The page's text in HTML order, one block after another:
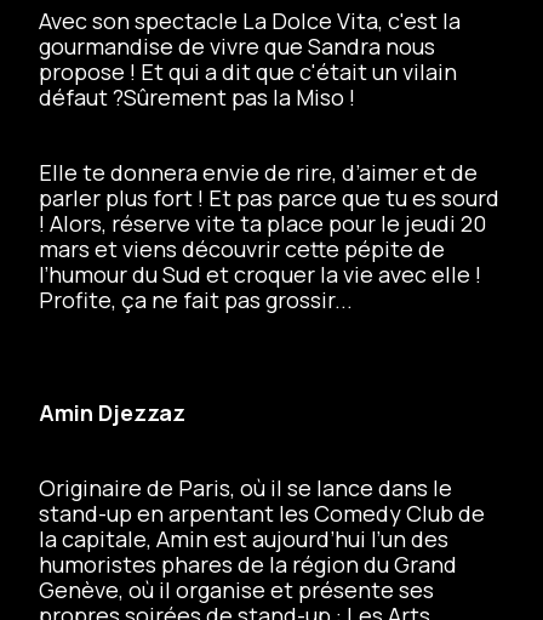
Avec son spectacle La Dolce Vita, c'est la
gourmandise de vivre que Sandra nous
propose ! Et qui a dit que c'était un vilain
défaut ?Sûrement pas la Miso !
Elle te donnera envie de rire, d’aimer et de
parler plus fort ! Et pas parce que tu es sourd
! Alors, réserve vite ta place pour le jeudi 20
mars et viens découvrir cette pépite de
l’humour du Sud et croquer la vie avec elle !
Profite, ça ne fait pas grossir...
Amin Djezzaz
Originaire de Paris, où il se lance dans le
stand-up en arpentant les Comedy Club de
la capitale, Amin est aujourd’hui l’un des
humoristes phares de la région du Grand
Genève, où il organise et présente ses